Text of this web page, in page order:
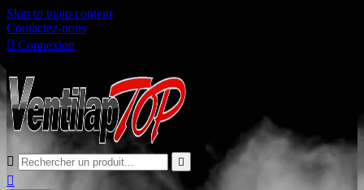
Skip to main content
Contactez-nous
 Connexion
 
